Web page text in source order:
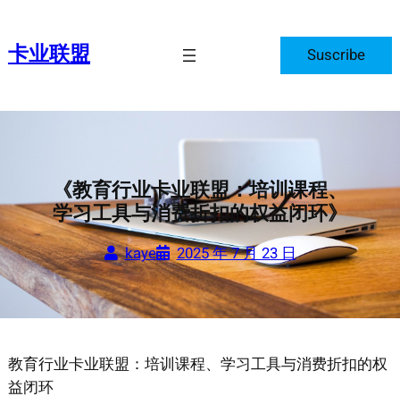
内卡业联盟 Suscribe
《教育行业卡业联盟：培训课程、
学习工具与消费折扣的权益闭环》
kaye 2025 年 7 月 23 日
教育行业卡业联盟：培训课程、学习工具与消费折扣的权
益闭环